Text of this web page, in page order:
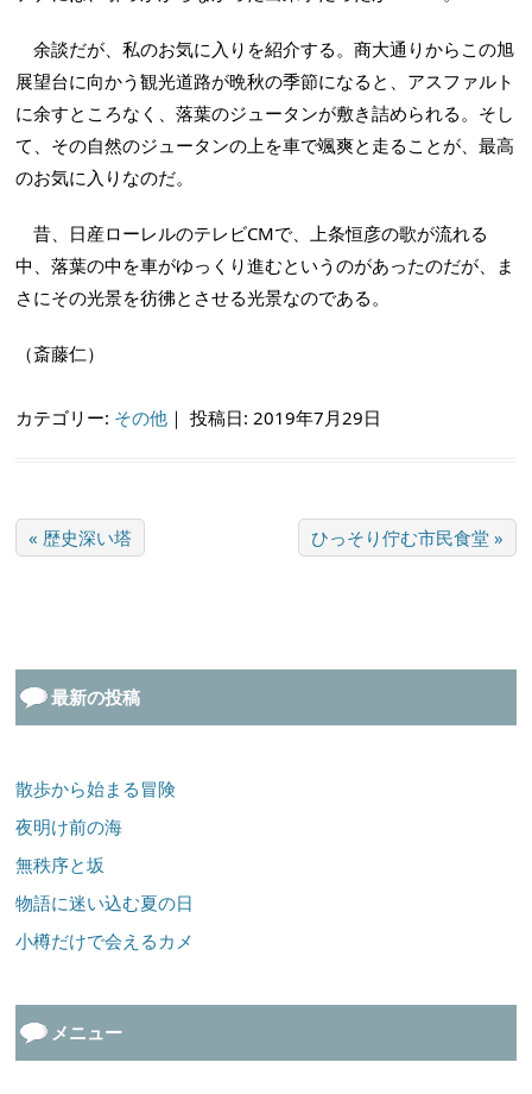
余談だが、私のお気に入りを紹介する。商大通りからこの旭
展望台に向かう観光道路が晩秋の季節になると、アスファルト
に余すところなく、落葉のジュータンが敷き詰められる。そし
て、その自然のジュータンの上を車で颯爽と走ることが、最高
のお気に入りなのだ。
昔、日産ローレルのテレビCMで、上条恒彦の歌が流れる
中、落葉の中を車がゆっくり進むというのがあったのだが、ま
さにその光景を彷彿とさせる光景なのである。
（斎藤仁）
カテゴリー: その他 ｜投稿日: 2019年7月29日
« 歴史深い塔 ひっそり佇む市民食堂 »
最新の投稿
散歩から始まる冒険
夜明け前の海
無秩序と坂
物語に迷い込む夏の日
小樽だけで会えるカメ
メニュー